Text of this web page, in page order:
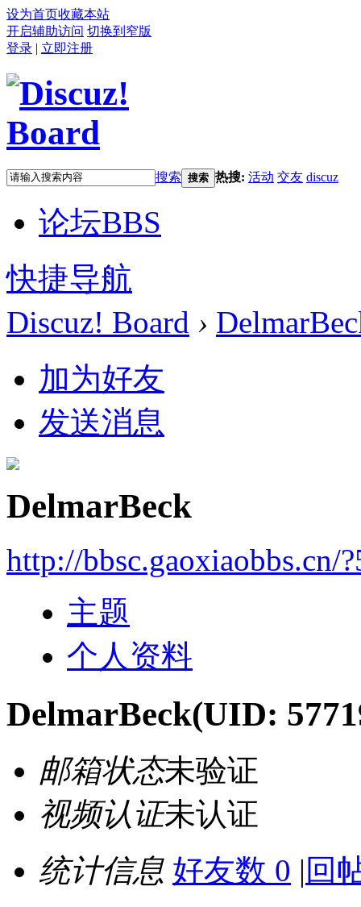
设为首页收藏本站
开启辅助访问 切换到窄版
登录 | 立即注册
搜索 搜索 热搜: 活动 交友 discuz
论坛BBS
快捷导航
Discuz! Board ›
加为好友
发送消息
DelmarBeck
http://bbsc.gaoxiaobbs.cn/
主题
个人资料
DelmarBeck(UID:
邮箱状态未验证
视频认证未认证
统计信息 好友数 0 | 回